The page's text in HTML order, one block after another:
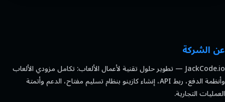
عن الشركة
JackCode.io — تطوير حلول تقنية لأعمال الألعاب: تكامل مزودي الألعاب
وأنظمة الدفع، ربط API، إنشاء كازينو بنظام تسليم مفتاح، الدعم وأتمتة
العمليات التجارية.